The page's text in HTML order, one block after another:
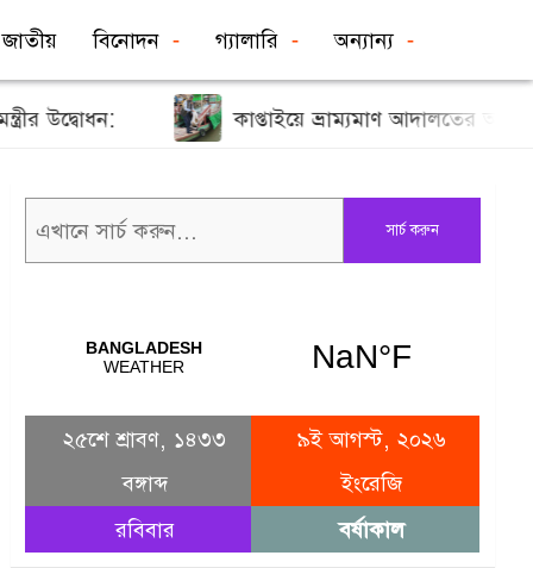
জাতীয় বিনোদন গ্যালারি অন্যান্য
কাপ্তাইয়ে ভ্রাম্যমাণ আদালতের অভিযান
সার্চ করুন
২৫শে শ্রাবণ, ১৪৩৩
বঙ্গাব্দ
৯ই আগস্ট, ২০২৬
ইংরেজি
রবিবার
বর্ষাকাল